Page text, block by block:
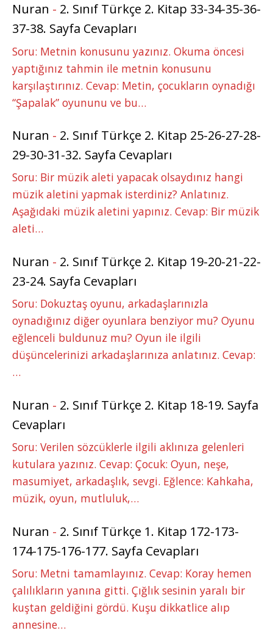
Nuran - 2. Sınıf Türkçe 2. Kitap 33-34-35-36-
37-38. Sayfa Cevapları
Soru: Metnin konusunu yazınız. Okuma öncesi
yaptığınız tahmin ile metnin konusunu
karşılaştırınız. Cevap: Metin, çocukların oynadığı
“Şapalak” oyununu ve bu…
Nuran - 2. Sınıf Türkçe 2. Kitap 25-26-27-28-
29-30-31-32. Sayfa Cevapları
Soru: Bir müzik aleti yapacak olsaydınız hangi
müzik aletini yapmak isterdiniz? Anlatınız.
Aşağıdaki müzik aletini yapınız. Cevap: Bir müzik
aleti…
Nuran - 2. Sınıf Türkçe 2. Kitap 19-20-21-22-
23-24. Sayfa Cevapları
Soru: Dokuztaş oyunu, arkadaşlarınızla
oynadığınız diğer oyunlara benziyor mu? Oyunu
eğlenceli buldunuz mu? Oyun ile ilgili
düşüncelerinizi arkadaşlarınıza anlatınız. Cevap:
…
Nuran - 2. Sınıf Türkçe 2. Kitap 18-19. Sayfa
Cevapları
Soru: Verilen sözcüklerle ilgili aklınıza gelenleri
kutulara yazınız. Cevap: Çocuk: Oyun, neşe,
masumiyet, arkadaşlık, sevgi. Eğlence: Kahkaha,
müzik, oyun, mutluluk,…
Nuran - 2. Sınıf Türkçe 1. Kitap 172-173-
174-175-176-177. Sayfa Cevapları
Soru: Metni tamamlayınız. Cevap: Koray hemen
çalılıkların yanına gitti. Çığlık sesinin yaralı bir
kuştan geldiğini gördü. Kuşu dikkatlice alıp
annesine…